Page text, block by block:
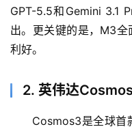
GPT-5.5和Gemini 3.1
出。更关键的是，M3
利好。
2. 英伟达
Cosmos3是全球首